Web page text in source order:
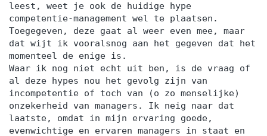
leest, weet je ook de huidige hype
competentie-management wel te plaatsen.
Toegegeven, deze gaat al weer even mee, maar
dat wijt ik vooralsnog aan het gegeven dat het
momenteel de enige is.
Waar ik nog niet echt uit ben, is de vraag of
al deze hypes nou het gevolg zijn van
incompetentie of toch van (o zo menselijke)
onzekerheid van managers. Ik neig naar dat
laatste, omdat in mijn ervaring goede,
evenwichtige en ervaren managers in staat en